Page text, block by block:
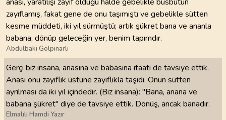
zayıflamış, fakat gene de onu taşımıştı ve gebelikle sütten
kesme müddeti, iki yıl sürmüştü; artık şükret bana ve ananla
babana; dönüp geleceğin yer, benim tapımdır.
Abdulbaki Gölpınarlı
Gerçi biz insana, anasına ve babasına itaati de tavsiye ettik.
Anası onu zayıflık üstüne zayıflıkla taşıdı. Onun sütten
ayrılması da iki yıl içindedir. (Biz insana): "Bana, anana ve
babana şükret" diye de tavsiye ettik. Dönüş, ancak banadır.
Elmalılı Hamdi Yazır